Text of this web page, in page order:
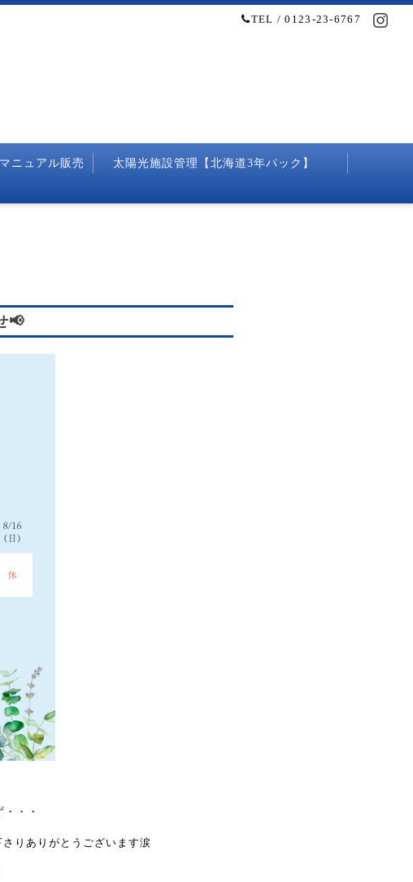
TEL / 0123-23-6767
ニュアル販売
太陽光施設管理【北海道3年パック】
📢
・・
りありがとうございます涙